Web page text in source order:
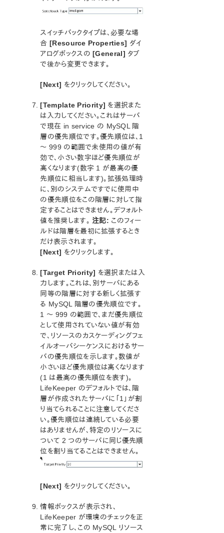
GUI
既知の問題と制限事項
PDFでダウンロード
スイッチバックタイプは、必要な場
合[Resource Properties] ダイ
アログボックスの[General] タブ
で後から変更できます。
[Next] をクリックしてください。
[Template Priority] を選択また
は入力してください。これはサーバ
で現在 in service の MySQL 階
層の優先順位です。優先順位は、1
～ 999 の範囲で未使用の値が有
効で、小さい数字ほど優先順位が
高くなります(数字 1 が最高の優
先順位に相当します)。拡張処理時
に、別のシステムですでに使用中
の優先順位をこの階層に対して指
定することはできません。デフォルト
値を推奨します。 注記: このフィー
ルドは階層を最初に拡張するとき
だけ表示されます。
[Next] をクリックします。
[Target Priority] を選択または入
力します。これは、別サーバにある
同等の階層に対する新しく拡張す
る MySQL 階層の優先順位です。
1 ～ 999 の範囲で、まだ優先順位
として使用されていない値が有効
で、リソースのカスケーディングフェ
イルオーバシーケンスにおけるサー
バの優先順位を示します。数値が
小さいほど優先順位は高くなります
(1 は最高の優先順位を表す)。
LifeKeeper のデフォルトでは、階
層が作成されたサーバに「1」が割
り当てられることに注意してくださ
い。優先順位は連続している必要
はありませんが、特定のリソースに
ついて 2 つのサーバに同じ優先順
位を割り当てることはできません。
[Next] をクリックしてください。
情報ボックスが表示され、
LifeKeeper が環境のチェックを正
常に完了し、この MySQL リソース